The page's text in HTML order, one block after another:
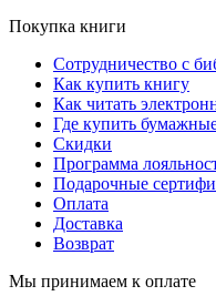
Покупка книги
Сотрудничество с
Как купить книгу
Как читать
Где купить
Скидки
Программа
Подарочные
Оплата
Доставка
Возврат
Мы принимаем к оплате